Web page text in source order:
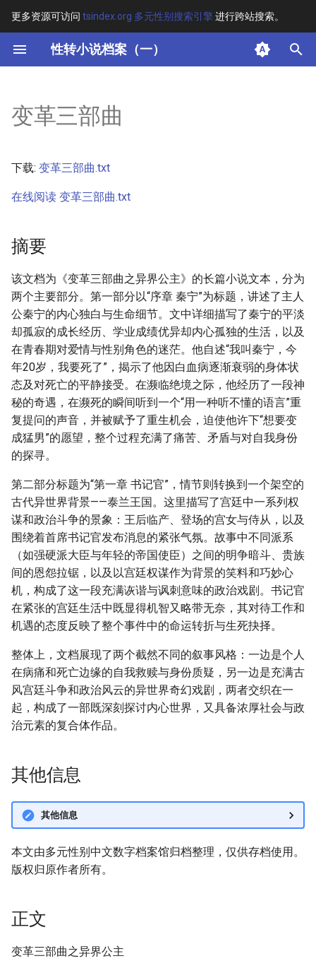
更多资源可访问 tsindex.org 多元性别搜索引擎进行跨站搜索。
性转小说档案（一）
键
开
搜
索
其他信息
正文
变革三部曲
下载: 变革三部曲.txt
在线阅读 变革三部曲.txt
摘要
该文档为《变革三部曲之异界公主》的长篇小说文本，分为
两个主要部分。第一部分以“序章 秦宁”为标题，讲述了主人
公秦宁的内心独白与生命细节。文中详细描写了秦宁的平淡
却孤寂的成长经历、学业成绩优异却内心孤独的生活，以及
在青春期对爱情与性别角色的迷茫。他自述“我叫秦宁，今
年20岁，我要死了”，揭示了他因白血病逐渐衰弱的身体状
态及对死亡的平静接受。在濒临绝境之际，他经历了一段神
秘的奇遇，在濒死的瞬间听到一个“用一种听不懂的语言”重
复提问的声音，并被赋予了重生机会，迫使他许下“想要变
成猛男”的愿望，整个过程充满了痛苦、矛盾与对自我身份
的探寻。
第二部分标题为“第一章 书记官”，情节则转换到一个架空的
古代异世界背景——泰兰王国。这里描写了宫廷中一系列权
谋和政治斗争的景象：王后临产、登场的宫女与侍从，以及
围绕着首席书记官发布消息的紧张气氛。故事中不同派系
（如强硬派大臣与年轻的帝国使臣）之间的明争暗斗、贵族
间的恩怨拉锯，以及以宫廷权谋作为背景的笑料和巧妙心
机，构成了这一段充满诙谐与讽刺意味的政治戏剧。书记官
在紧张的宫廷生活中既显得机智又略带无奈，其对待工作和
机遇的态度反映了整个事件中的命运转折与生死抉择。
整体上，文档展现了两个截然不同的叙事风格：一边是个人
在病痛和死亡边缘的自我救赎与身份质疑，另一边是充满古
风宫廷斗争和政治风云的异世界奇幻戏剧，两者交织在一
起，构成了一部既深刻探讨内心世界，又具备浓厚社会与政
治元素的复合体作品。
其他信息
其他信息
本文由多元性别中文数字档案馆归档整理，仅供存档使用。
版权归原作者所有。
正文
变革三部曲之异界公主